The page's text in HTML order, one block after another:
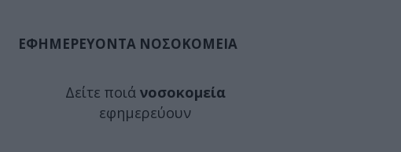
ΕΦΗΜΕΡΕΥΟΝΤΑ ΝΟΣΟΚΟΜΕΙΑ
Δείτε ποιά νοσοκομεία
εφημερεύουν